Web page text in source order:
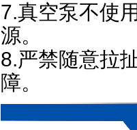
7.真空泵不使
源。
8.严禁随意拉
障。